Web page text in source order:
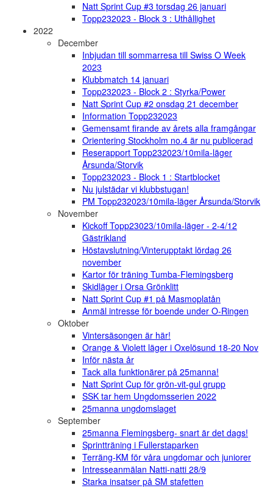
Natt Sprint Cup #3 torsdag 26 januari
Topp232023 - Block 3 : Uthållighet
2022
December
Inbjudan till sommarresa till Swiss O Week
2023
Klubbmatch 14 januari
Topp232023 - Block 2 : Styrka/Power
Natt Sprint Cup #2 onsdag 21 december
Information Topp232023
Gemensamt firande av årets alla framgångar
Orientering Stockholm no.4 är nu publicerad
Reserapport Topp232023/10mila-läger
Årsunda/Storvik
Topp232023 - Block 1 : Startblocket
Nu julstädar vi klubbstugan!
PM Topp232023/10mila-läger Årsunda/Storvik
November
Kickoff Topp23023/10mila-läger - 2-4/12
Gästrikland
Höstavslutning/Vinterupptakt lördag 26
november
Kartor för träning Tumba-Flemingsberg
Skidläger i Orsa Grönklitt
Natt Sprint Cup #1 på Masmoplatån
Anmäl intresse för boende under O-Ringen
Oktober
Vintersäsongen är här!
Orange & Violett läger i Oxelösund 18-20 Nov
Inför nästa år
Tack alla funktionärer på 25manna!
Natt Sprint Cup för grön-vit-gul grupp
SSK tar hem Ungdomsserien 2022
25manna ungdomslaget
September
25manna Flemingsberg- snart är det dags!
Sprintträning i Fullerstaparken
Terräng-KM för våra ungdomar och juniorer
Intresseanmälan Natti-natti 28/9
Starka insatser på SM stafetten